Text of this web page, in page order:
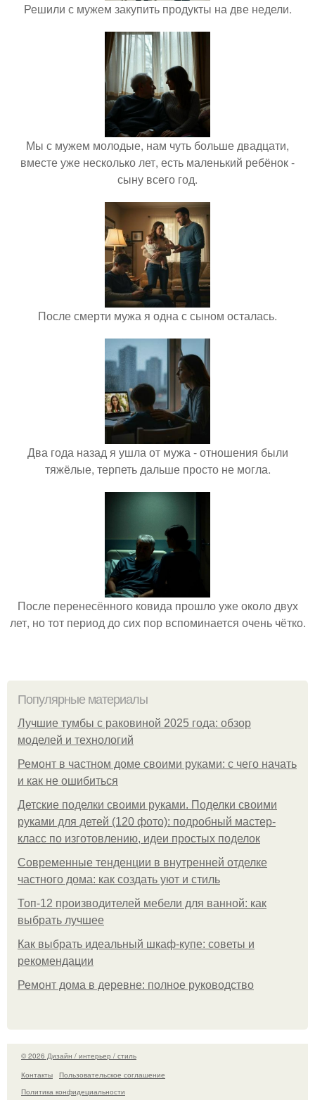
Решили с мужем закупить продукты на две недели.
Мы с мужем молодые, нам чуть больше двадцати,
вместе уже несколько лет, есть маленький ребёнок -
сыну всего год.
После смерти мужа я одна с сыном осталась.
Два года назад я ушла от мужа - отношения были
тяжёлые, терпеть дальше просто не могла.
После перенесённого ковида прошло уже около двух
лет, но тот период до сих пор вспоминается очень чётко.
Популярные материалы
Лучшие тумбы с раковиной 2025 года: обзор
моделей и технологий
Ремонт в частном доме своими руками: с чего начать
и как не ошибиться
Детские поделки своими руками. Поделки своими
руками для детей (120 фото): подробный мастер-
класс по изготовлению, идеи простых поделок
Современные тенденции в внутренней отделке
частного дома: как создать уют и стиль
Топ-12 производителей мебели для ванной: как
выбрать лучшее
Как выбрать идеальный шкаф-купе: советы и
рекомендации
Ремонт дома в деревне: полное руководство
© 2026 Дизайн / интерьер / стиль
Контакты
Пользовательское соглашение
Политика конфидециальности